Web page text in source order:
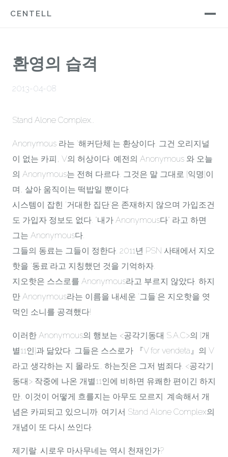
CENTELL
환영의 습격
2013-04-08
Stand Alone Complex..
Anonymous 라는 ‘해커단체’는 환상이다. 그건 오리지널
이 없는 카피, V의 허상이다. 예전의 Anonymous 와 오늘
의 Anonymous는 전혀 다르다. 그것은 말 그대로 [익명]이
며, 살아 움직이는 떡밥일 뿐이다.
시스템이 잡힌 '거대한 집단'은 존재하지 않으며 가입조건
도 가입자 정보도 없다. "내가 Anonymous다" 라고 하면
그는 Anonymous다.
그들의 동료는 그들이 정한다. 2011년 PSN 사태에서 지오
핫을 ‘동료’라고 지칭했던 것을 기억하자.
지오핫은 스스로를 Anonymous라고 부르지 않았다. 하지
만 Anonymous라는 이름을 내세운 ‘그들’은 지오핫을 엿
먹인 소니를 공격했다!
이러한 Anonymous의 행보는 <공각기동대 S.A.C>의 [개
별11인]과 닮았다. 그들은 스스로가 『V for vendeta』의 V
라고 생각하는 지 몰라도, 하는짓은 그저 범죄다. <공각기
동대> 작중에 나온 개별11인에 비하면 유쾌한 편이긴 하지
만, 이것이 어떻게 흐를지는 아무도 모르지. 계속해서 개
념은 카피되고 있으니까. 여기서 Stand Alone Complex의
개념이 또 다시 쓰인다.
제기랄. 시로우 마사무네는 역시 천재인가?